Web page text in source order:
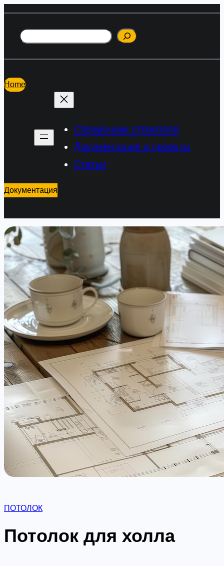
содержимому
Поиск
Home
Справочник строителя
Документация и проекты
Статьи
Документация
ПОТОЛОК
Потолок для холла